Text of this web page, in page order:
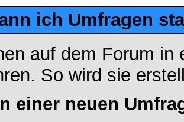
ich Umfragen
auf dem Forum in
So wird sie
einer neuen